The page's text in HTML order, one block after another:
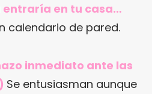
entraría en tu casa…
calendario de pared.
inmediato ante las
Se entusiasman aunque